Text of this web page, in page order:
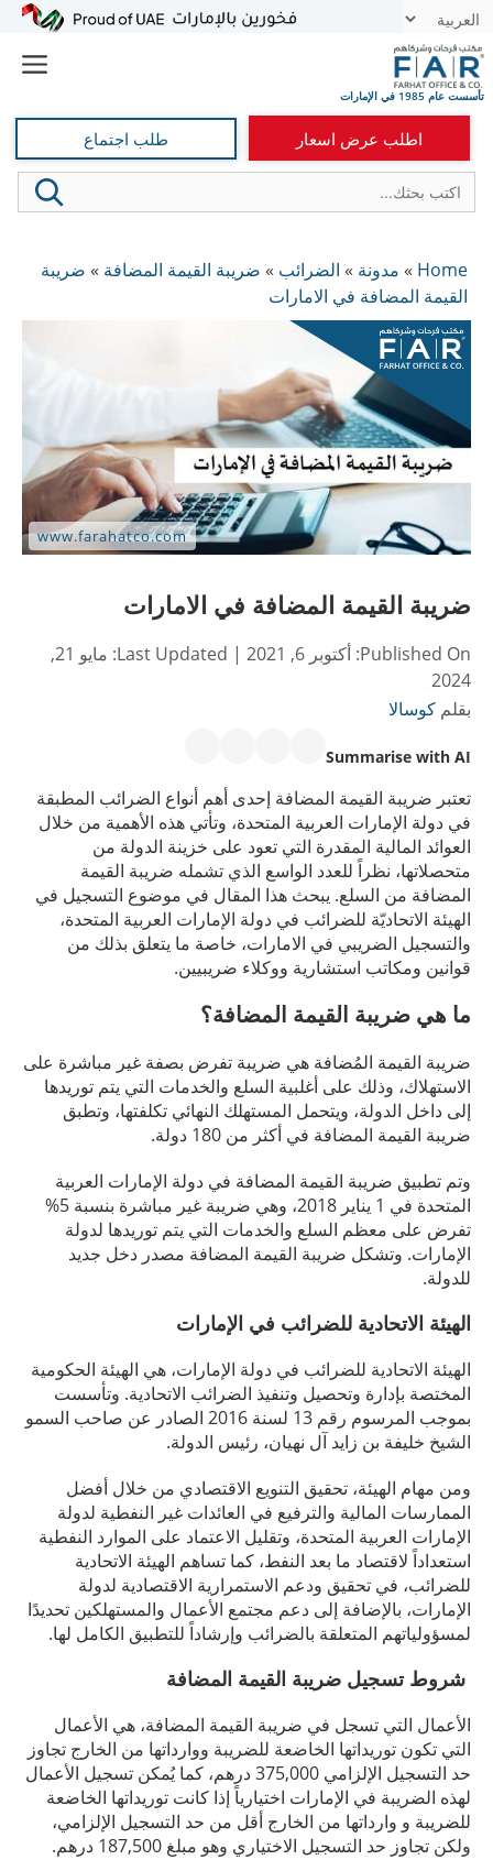
انتقل
المحتوى
اطلب عرض اسعار طلب اجتماع
Home
» مدونة » الضرائب » ضريبة القيمة المضافة » ضريبة
القيمة المضافة في الامارات
ضريبة القيمة المضافة في الامارات
Published On: أكتوبر 6, 2021 | Last Updated:
مايو 21,
2024
بقلم كوسالا
Summarise with AI
تعتبر ضريبة القيمة المضافة إحدى أهم أنواع الضرائب المطبقة
في دولة الإمارات العربية المتحدة، وتأتي هذه الأهمية من خلال
العوائد المالية المقدرة التي تعود على خزينة الدولة من
متحصلاتها، نظراً للعدد الواسع الذي تشمله ضريبة القيمة
المضافة من السلع. يبحث هذا المقال في موضوع التسجيل في
الهيئة الاتحاديّة للضرائب في دولة الإمارات العربية المتحدة،
والتسجيل الضريبي في الامارات، خاصة ما يتعلق بذلك من
قوانين ومكاتب استشارية ووكلاء ضريبيين.
ما هي ضريبة القيمة المضافة؟
ضريبة القيمة المُضافة هي ضريبة تفرض بصفة غير مباشرة على
الاستهلاك، وذلك على أغلبية السلع والخدمات التي يتم توريدها
إلى داخل الدولة، ويتحمل المستهلك النهائي تكلفتها، وتطبق
ضريبة القيمة المضافة في أكثر من 180 دولة.
وتم تطبيق ضريبة القيمة المضافة في دولة الإمارات العربية
المتحدة في 1 يناير 2018، وهي ضريبة غير مباشرة بنسبة 5%
تفرض على معظم السلع والخدمات التي يتم توريدها لدولة
الإمارات. وتشكل ضريبة القيمة المضافة مصدر دخل جديد
للدولة.
الهيئة الاتحادية للضرائب في الإمارات
الهيئة الاتحادية للضرائب في دولة الإمارات، هي الهيئة الحكومية
المختصة بإدارة وتحصيل وتنفيذ الضرائب الاتحادية. وتأسست
بموجب المرسوم رقم 13 لسنة 2016 الصادر عن صاحب السمو
الشيخ خليفة بن زايد آل نهيان، رئيس الدولة.
ومن مهام الهيئة، تحقيق التنويع الاقتصادي من خلال أفضل
الممارسات المالية والترفيع في العائدات غير النفطية لدولة
الإمارات العربية المتحدة، وتقليل الاعتماد على الموارد النفطية
استعداداً لاقتصاد ما بعد النفط، كما تساهم الهيئة الاتحادية
للضرائب، في تحقيق ودعم الاستمرارية الاقتصادية لدولة
الإمارات، بالإضافة إلى دعم مجتمع الأعمال والمستهلكين تحديدًا
لمسؤولياتهم المتعلقة بالضرائب وإرشاداً للتطبيق الكامل لها.
شروط تسجيل ضريبة القيمة المضافة
الأعمال التي تسجل في ضريبة القيمة المضافة، هي الأعمال
التي تكون توريداتها الخاضعة للضريبة ووارداتها من الخارج تجاوز
حد التسجيل الإلزامي 375,000 درهم، كما يُمكن تسجيل الأعمال
لهذه الضريبة في الإمارات اختيارياً إذا كانت توريداتها الخاضعة
للضريبة و وارداتها من الخارج أقل من حد التسجيل الإلزامي،
ولكن تجاوز حد التسجيل الاختياري وهو مبلغ 187,500 درهم.